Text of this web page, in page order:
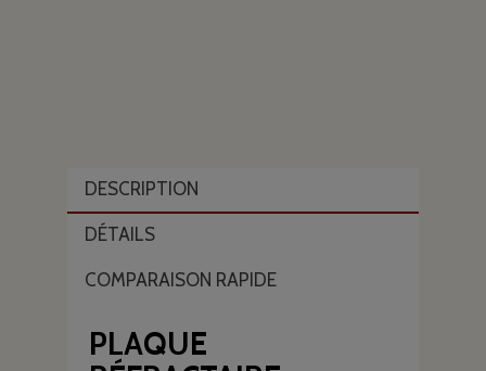
DESCRIPTION
DÉTAILS
COMPARAISON RAPIDE
PLAQUE